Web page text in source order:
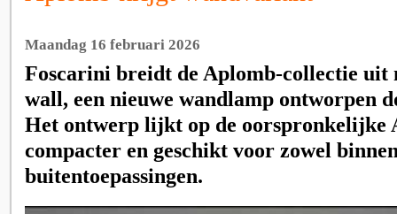
Maandag 16 februari 2026
Foscarini breidt de Aplomb-collectie uit
wall, een nieuwe wandlamp ontworpen
Het ontwerp lijkt op de oorspronkelijke
compacter en geschikt voor zowel
buitentoepassingen.